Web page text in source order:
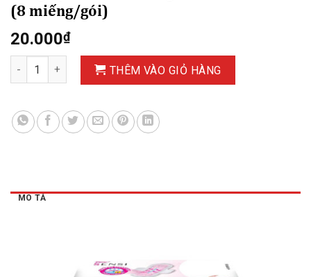
(8 miếng/gói)
20.000₫
Băng vệ sinh siêu mỏng cánh Diana Sensi (8 miếng/gói) số
THÊM VÀO GIỎ HÀNG
MÔ TẢ